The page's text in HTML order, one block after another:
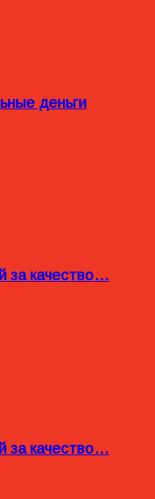
деньги
за качество…
за качество…